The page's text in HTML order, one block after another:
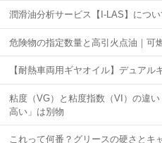
潤滑油分析サービス【I-LAS】につい
危険物の指定数量と高引火点油｜可
【耐熱車両用ギヤオイル】デュアル
粘度（VG）と粘度指数（VI）の違
高い」は別物
これって何番？グリースの硬さとキ